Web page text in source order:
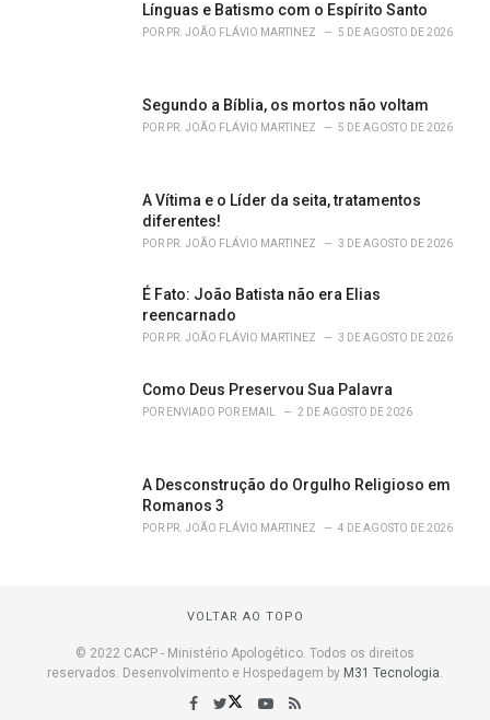
Línguas e Batismo com o Espírito Santo
POR PR. JOÃO FLÁVIO MARTINEZ 5 DE AGOSTO DE 2026
Segundo a Bíblia, os mortos não voltam
POR PR. JOÃO FLÁVIO MARTINEZ 5 DE AGOSTO DE 2026
A Vítima e o Líder da seita, tratamentos
diferentes!
POR PR. JOÃO FLÁVIO MARTINEZ 3 DE AGOSTO DE 2026
É Fato: João Batista não era Elias
reencarnado
POR PR. JOÃO FLÁVIO MARTINEZ 3 DE AGOSTO DE 2026
Como Deus Preservou Sua Palavra
POR ENVIADO POR EMAIL 2 DE AGOSTO DE 2026
A Desconstrução do Orgulho Religioso em
Romanos 3
POR PR. JOÃO FLÁVIO MARTINEZ 4 DE AGOSTO DE 2026
VOLTAR AO TOPO
© 2022 CACP - Ministério Apologético. Todos os direitos
reservados. Desenvolvimento e Hospedagem by M31 Tecnologia.